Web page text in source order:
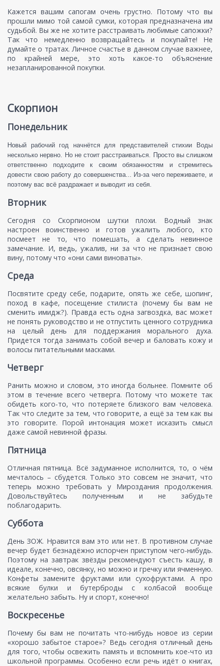
Кажется вашим сапогам очень грустно. Потому что вы
прошли мимо той самой сумки, которая предназначена им
судьбой. Вы же не хотите расстраивать любимые сапожки?
Так что немедленно возвращайтесь и покупайте! Не
думайте о тратах. Личное счастье в данном случае важнее,
по крайней мере, это хоть какое-то объяснение
незапланированной покупки.
Скорпион
Понедельник
Новый рабочий год начнётся для представителей стихии Воды
несколько нервно. Но не стоит расстраиваться. Просто вы слишком
ответственно подходите к своим обязанностям и стремитесь
довести свою работу до совершенства... Из-за чего переживаете, и
поэтому вас всё раздражает и выводит из себя.
Вторник
Сегодня со Скорпионом шутки плохи. Водный знак
настроен воинственно и готов ужалить любого, кто
посмеет не то, что помешать, а сделать невинное
замечание. И, ведь, ужалив, ни за что не признает свою
вину, потому что «они сами виноваты».
Среда
Посвятите среду себе, подарите, опять же себе, шопинг,
поход в кафе, посещение стилиста (почему бы вам не
сменить имидж?). Правда есть одна загвоздка, вас может
не понять руководство и не отпустить ценного сотрудника
на целый день для поддержания морального духа.
Придется тогда занимать собой вечер и баловать кожу и
волосы питательными масками.
Четверг
Ранить можно и словом, это иногда больнее. Помните об
этом в течение всего четверга. Потому что можете так
обидеть кого-то, что потеряете близкого вам человека.
Так что следите за тем, что говорите, а ещё за тем как вы
это говорите. Порой интонация может исказить смысл
даже самой невинной фразы.
Пятница
Отличная пятница. Всё задуманное исполнится, то, о чём
мечталось – сбудется. Только это совсем не значит, что
теперь можно требовать у Мироздания продолжения.
Довольствуйтесь полученным и не забудьте
поблагодарить.
Суббота
День ЗОЖ. Нравится вам это или нет. В противном случае
вечер будет безнадёжно испорчен приступом чего-нибудь.
Поэтому на завтрак звёзды рекомендуют съесть кашу, в
идеале, конечно, овсянку, но можно и гречку или ячменную.
Конфеты замените фруктами или сухофруктами. А про
всякие булки и бутерброды с колбасой вообще
желательно забыть. Ну и спорт, конечно!
Воскресенье
Почему бы вам не почитать что-нибудь новое из серии
«хорошо забытое старое»? Ведь сегодня отличный день
для того, чтобы освежить память и вспомнить кое-что из
школьной программы. Особенно если речь идёт о книгах,